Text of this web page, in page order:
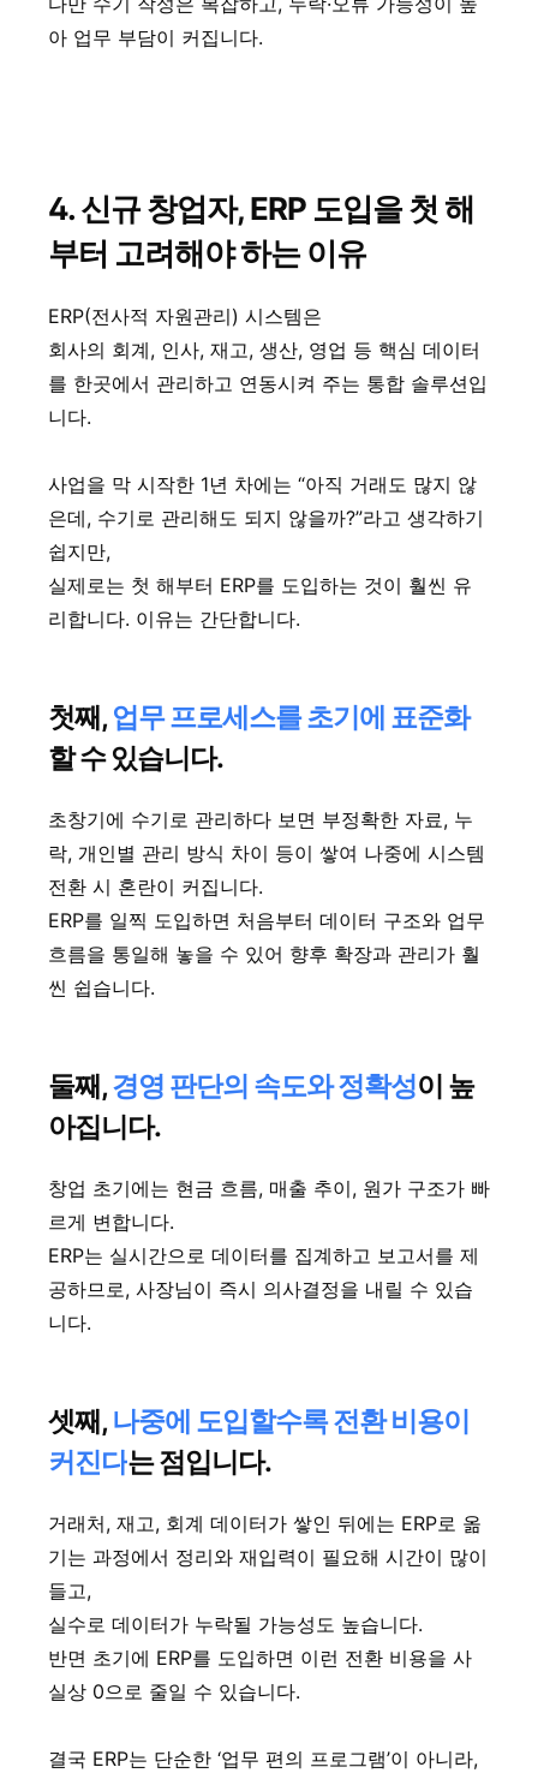
아 업무 부담이 커집니다.
4. 신규 창업자, ERP 도입을 첫 해
부터 고려해야 하는 이유
ERP(전사적 자원관리) 시스템은
회사의 회계, 인사, 재고, 생산, 영업 등 핵심 데이터
를 한곳에서 관리하고 연동시켜 주는 통합 솔루션입
니다.
사업을 막 시작한 1년 차에는 “아직 거래도 많지 않
은데, 수기로 관리해도 되지 않을까?”라고 생각하기
쉽지만,
실제로는 첫 해부터 ERP를 도입하는 것이 훨씬 유
리합니다. 이유는 간단합니다.
첫째, 업무 프로세스를 초기에 표준화
할 수 있습니다.
초창기에 수기로 관리하다 보면 부정확한 자료, 누
락, 개인별 관리 방식 차이 등이 쌓여 나중에 시스템
전환 시 혼란이 커집니다.
ERP를 일찍 도입하면 처음부터 데이터 구조와 업무
흐름을 통일해 놓을 수 있어 향후 확장과 관리가 훨
씬 쉽습니다.
둘째,경영 판단의 속도와 정확성이 높
아집니다.
창업 초기에는 현금 흐름, 매출 추이, 원가 구조가 빠
르게 변합니다.
ERP는 실시간으로 데이터를 집계하고 보고서를 제
공하므로, 사장님이 즉시 의사결정을 내릴 수 있습
니다.
셋째, 나중에 도입할수록 전환 비용이
커진다는 점입니다.
거래처, 재고, 회계 데이터가 쌓인 뒤에는 ERP로 옮
기는 과정에서 정리와 재입력이 필요해 시간이 많이
들고,
실수로 데이터가 누락될 가능성도 높습니다.
반면 초기에 ERP를 도입하면 이런 전환 비용을 사
실상 0으로 줄일 수 있습니다.
결국 ERP는 단순한 ‘업무 편의 프로그램’이 아니라,